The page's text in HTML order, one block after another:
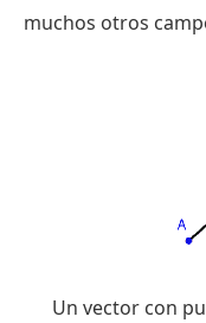
muchos otros
Un vector con